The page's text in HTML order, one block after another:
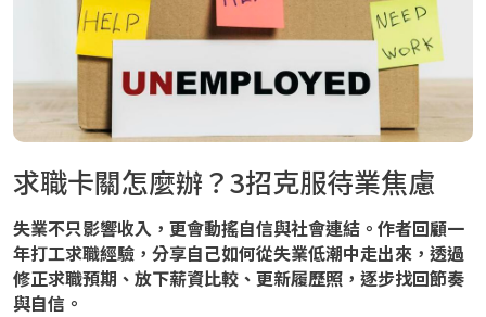
求職卡關怎麼辦？3招克服待業焦慮
失業不只影響收入，更會動搖自信與社會連結。作者回顧一
年打工求職經驗，分享自己如何從失業低潮中走出來，透過
修正求職預期、放下薪資比較、更新履歷照，逐步找回節奏
與自信。